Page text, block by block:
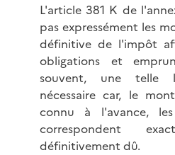
L'article 381 K de
pas expressément les
définitive de l'impôt
obligations et
souvent, une telle
nécessaire car, le
connu à l'avance, les
correspondent
définitivement dû.